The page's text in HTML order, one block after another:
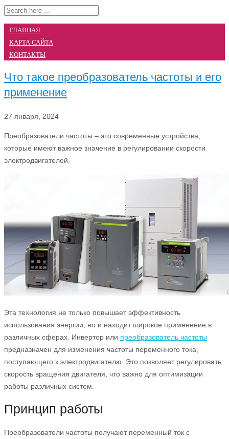
ГЛАВНАЯ
КАРТА САЙТА
КОНТАКТЫ
Что такое преобразователь частоты и его
применение
27 января, 2024
Преобразователи частоты – это современные устройства,
которые имеют важное значение в регулировании скорости
электродвигателей.
Эта технология не только повышает эффективность
использования энергии, но и находит широкое применение в
различных сферах. Инвертор или преобразователь частоты
предназначен для изменения частоты переменного тока,
поступающего к электродвигателю. Это позволяет регулировать
скорость вращения двигателя, что важно для оптимизации
работы различных систем.
Принцип работы
Преобразователи частоты получают переменный ток с